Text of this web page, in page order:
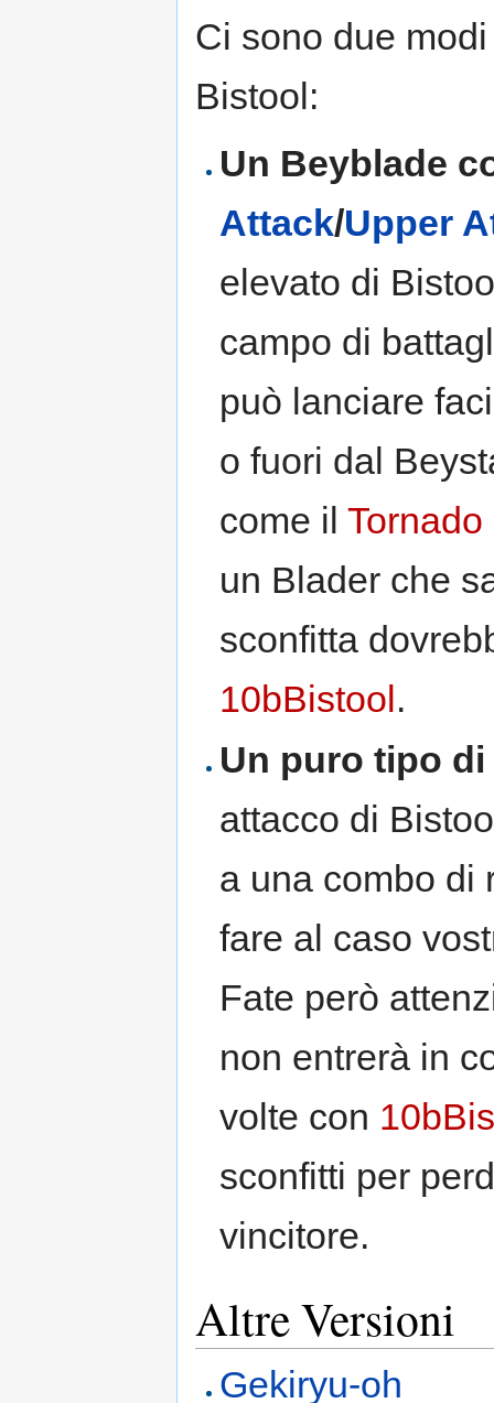
Ci sono due
Bistool:
Un Beyblade
Attack/Upper
elevato di
campo di
può lanciare
o fuori dal
come il
un Blader che
sconfitta
10bBistool.
Un puro tipo
attacco di
a una combo
fare al caso
Fate però
non entrerà in
volte con
sconfitti per
vincitore.
Altre Versioni
Gekiryu-oh